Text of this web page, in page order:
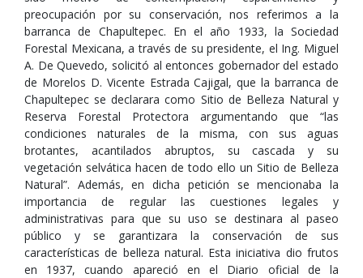
preocupación por su conservación, nos referimos a la
barranca de Chapultepec. En el año 1933, la Sociedad
Forestal Mexicana, a través de su presidente, el Ing. Miguel
A. De Quevedo, solicitó al entonces gobernador del estado
de Morelos D. Vicente Estrada Cajigal, que la barranca de
Chapultepec se declarara como Sitio de Belleza Natural y
Reserva Forestal Protectora argumentando que “las
condiciones naturales de la misma, con sus aguas
brotantes, acantilados abruptos, su cascada y su
vegetación selvática hacen de todo ello un Sitio de Belleza
Natural”. Además, en dicha petición se mencionaba la
importancia de regular las cuestiones legales y
administrativas para que su uso se destinara al paseo
público y se garantizara la conservación de sus
características de belleza natural. Esta iniciativa dio frutos
en 1937, cuando apareció en el Diario oficial de la